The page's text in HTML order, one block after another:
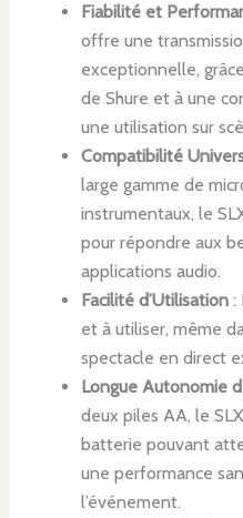
Fiabilité et
offre une
exceptionnelle,
de Shure et à une
une utilisation sur
Compatibilité
large gamme de
instrumentaux, le
pour répondre aux
applications audio.
Facilité d’Utilisation:
et à utiliser, même
spectacle en direct
Longue Autonomie
deux piles AA, le
batterie pouvant
une performance
l’événement.